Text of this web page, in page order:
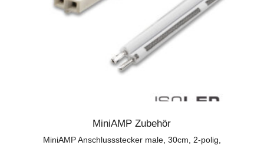
MiniAMP Zubehör
MiniAMP Anschlussstecker male, 30cm, 2-polig,